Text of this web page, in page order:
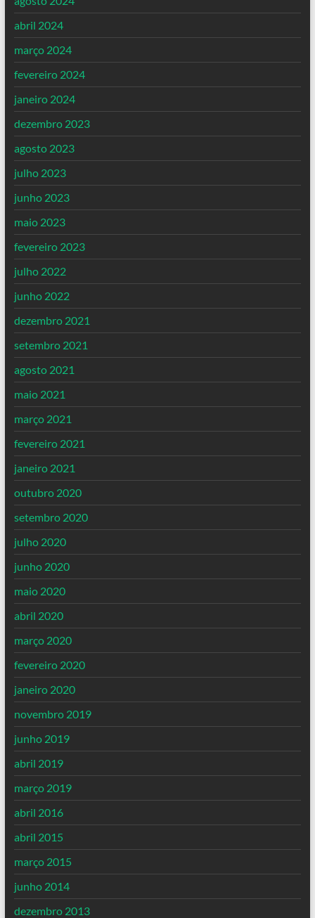
abril 2024
março 2024
fevereiro 2024
janeiro 2024
dezembro 2023
agosto 2023
julho 2023
junho 2023
maio 2023
fevereiro 2023
julho 2022
junho 2022
dezembro 2021
setembro 2021
agosto 2021
maio 2021
março 2021
fevereiro 2021
janeiro 2021
outubro 2020
setembro 2020
julho 2020
junho 2020
maio 2020
abril 2020
março 2020
fevereiro 2020
janeiro 2020
novembro 2019
junho 2019
abril 2019
março 2019
abril 2016
abril 2015
março 2015
junho 2014
dezembro 2013